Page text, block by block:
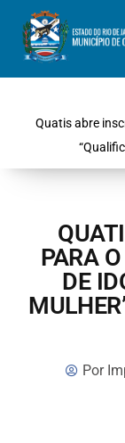
Quatis abre
PARA
DE
Por